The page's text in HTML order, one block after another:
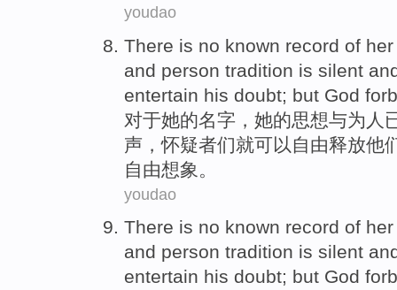
youdao
There is no known record of her
and person tradition is silent
entertain his doubt; but God
对于她的名字 ，她的思想与为人
声 ，怀疑者们就可以 自由释放他
自由想象。
youdao
There is no known record of her
and person tradition is silent
entertain his doubt; but God